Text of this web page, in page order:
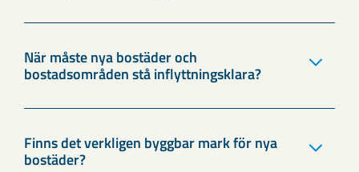
När måste nya bostäder och
bostadsområden stå inflyttningsklara?
Finns det verkligen byggbar mark för nya
bostäder?